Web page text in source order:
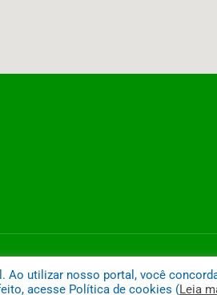
Ao utilizar nosso portal, você
acesse Política de cookies (Leia